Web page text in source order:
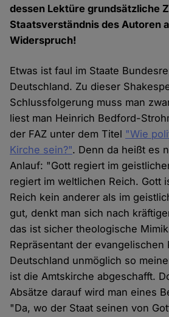
dessen Lektüre grundsätzliche
Staatsverständnis des Autoren
Widerspruch!
Etwas ist faul im Staate
Deutschland. Zu dieser
Schlussfolgerung muss man
liest man Heinrich Bedford-
der FAZ unter dem Titel "Wie
Kirche sein?". Denn da heißt es
Anlauf: "Gott regiert im
regiert im weltlichen Reich. Gott
Reich kein anderer als im
gut, denkt man sich nach
das ist sicher theologische
Repräsentant der evangelischen
Deutschland unmöglich so
ist die Amtskirche abgeschafft.
Absätze darauf wird man eines
"Da, wo der Staat seinen von